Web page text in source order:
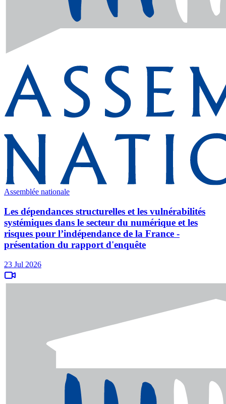
Assemblée nationale
Les dépendances structurelles et les vulnérabilités
systémiques dans le secteur du numérique et les
risques pour l’indépendance de la France -
présentation du rapport d'enquête
23 Jul 2026